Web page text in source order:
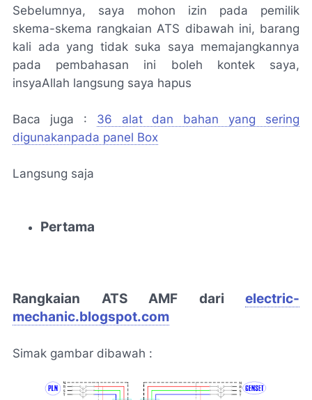
Sebelumnya, saya mohon izin pada pemilik
skema-skema rangkaian ATS dibawah ini, barang
kali ada yang tidak suka saya memajangkannya
pada pembahasan ini boleh kontek saya,
insyaAllah langsung saya hapus
Baca juga : 36 alat dan bahan yang sering
digunakanpada panel Box
Langsung saja
Pertama
Rangkaian ATS AMF dari electric-
mechanic.blogspot.com
Simak gambar dibawah :